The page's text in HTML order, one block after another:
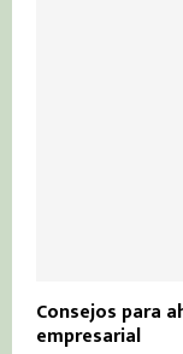
Consejos para
empresarial